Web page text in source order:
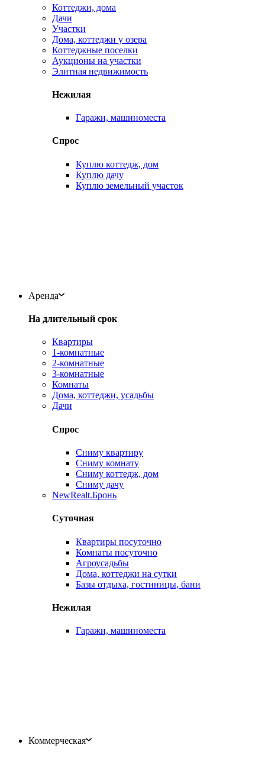
Коттеджи, дома
Дачи
Участки
Дома, коттеджи у озера
Коттеджные поселки
Аукционы на участки
Элитная недвижимость
Нежилая
Гаражи, машиноместа
Спрос
Куплю коттедж, дом
Куплю дачу
Куплю земельный участок
Аренда
На длительный срок
Квартиры
1-комнатные
2-комнатные
3-комнатные
Комнаты
Дома, коттеджи, усадьбы
Дачи
Спрос
Сниму квартиру
Сниму комнату
Сниму коттедж, дом
Сниму дачу
NewRealt.Бронь
Суточная
Квартиры посуточно
Комнаты посуточно
Агроусадьбы
Дома, коттеджи на сутки
Базы отдыха, гостиницы, бани
Нежилая
Гаражи, машиноместа
Коммерческая